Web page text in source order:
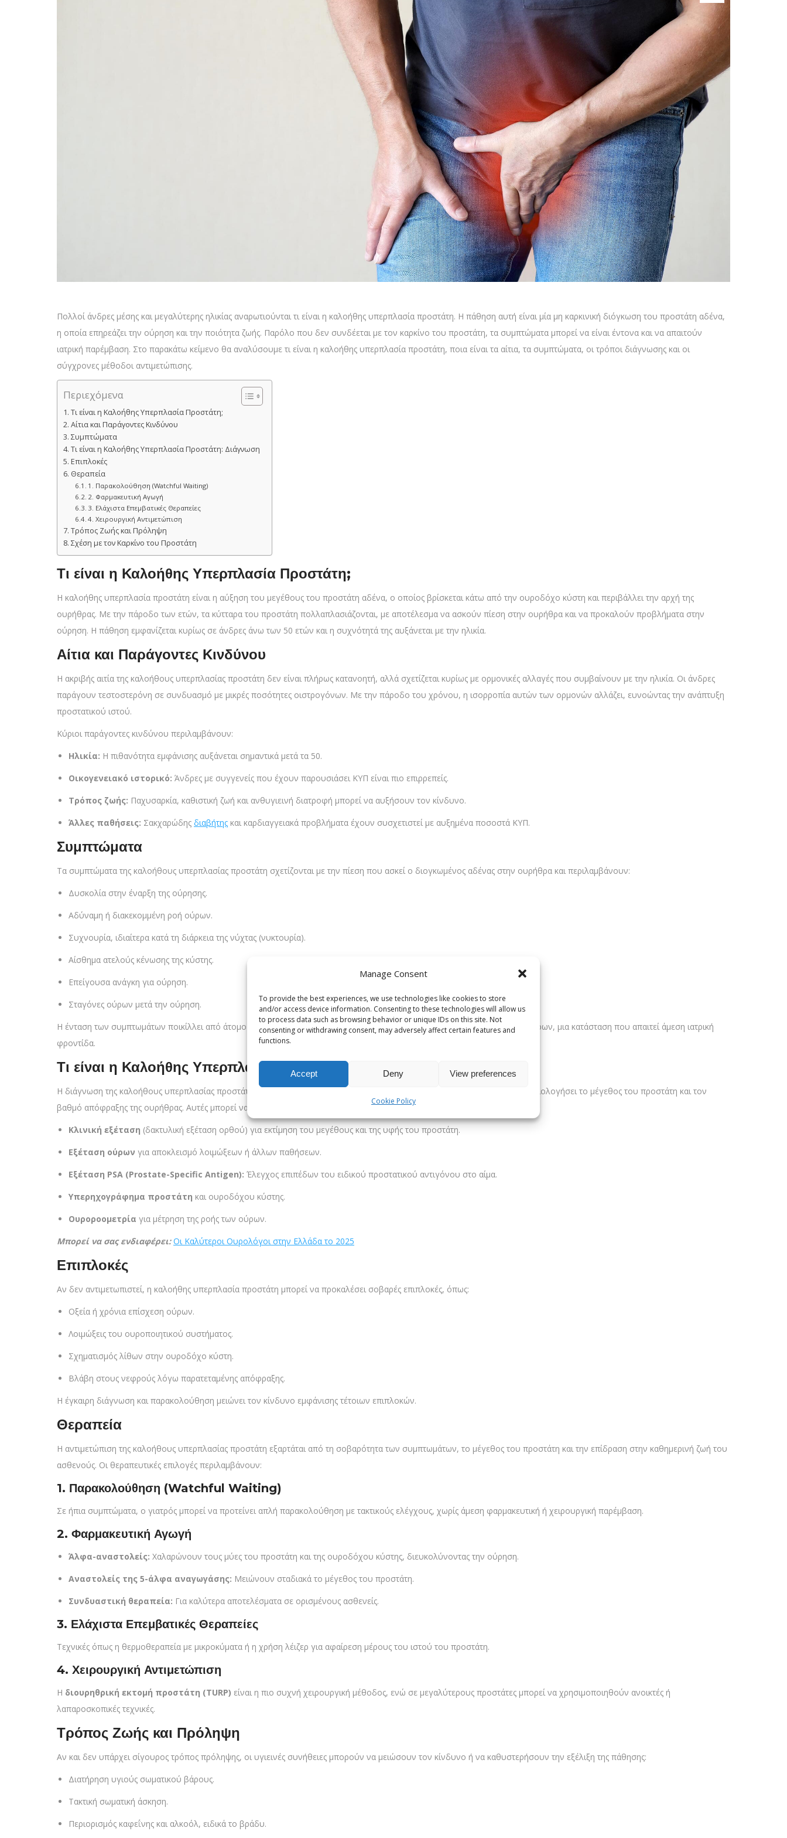
Manage Consent
To provide the best experiences, we use technologies like cookies to store
and/or access device information. Consenting to these technologies will allow us
to process data such as browsing behavior or unique IDs on this site. Not
consenting or withdrawing consent, may adversely affect certain features and
functions.
Accept Deny View preferences
Cookie Policy
Πολλοί άνδρες μέσης και μεγαλύτερης ηλικίας αναρωτιούνται τι είναι η καλοήθης υπερπλασία προστάτη. Η πάθηση αυτή είναι μία μη καρκινική διόγκωση του προστάτη αδένα,
η οποία επηρεάζει την ούρηση και την ποιότητα ζωής. Παρόλο που δεν συνδέεται με τον καρκίνο του προστάτη, τα συμπτώματα μπορεί να είναι έντονα και να απαιτούν
ιατρική παρέμβαση. Στο παρακάτω κείμενο θα αναλύσουμε τι είναι η καλοήθης υπερπλασία προστάτη, ποια είναι τα αίτια, τα συμπτώματα, οι τρόποι διάγνωσης και οι
σύγχρονες μέθοδοι αντιμετώπισης.
Περιεχόμενα
Τι είναι η Καλοήθης Υπερπλασία Προστάτη;
Αίτια και Παράγοντες Κινδύνου
Συμπτώματα
Τι είναι η Καλοήθης Υπερπλασία Προστάτη: Διάγνωση
Επιπλοκές
Θεραπεία
1. Παρακολούθηση (Watchful Waiting)
2. Φαρμακευτική Αγωγή
3. Ελάχιστα Επεμβατικές Θεραπείες
4. Χειρουργική Αντιμετώπιση
Τρόπος Ζωής και Πρόληψη
Σχέση με τον Καρκίνο του Προστάτη
Τι είναι η Καλοήθης Υπερπλασία Προστάτη;
Η καλοήθης υπερπλασία προστάτη είναι η αύξηση του μεγέθους του προστάτη αδένα, ο οποίος βρίσκεται κάτω από την ουροδόχο κύστη και περιβάλλει την αρχή της
ουρήθρας. Με την πάροδο των ετών, τα κύτταρα του προστάτη πολλαπλασιάζονται, με αποτέλεσμα να ασκούν πίεση στην ουρήθρα και να προκαλούν προβλήματα στην
ούρηση. Η πάθηση εμφανίζεται κυρίως σε άνδρες άνω των 50 ετών και η συχνότητά της αυξάνεται με την ηλικία.
Αίτια και Παράγοντες Κινδύνου
Η ακριβής αιτία της καλοήθους υπερπλασίας προστάτη δεν είναι πλήρως κατανοητή, αλλά σχετίζεται κυρίως με ορμονικές αλλαγές που συμβαίνουν με την ηλικία. Οι άνδρες
παράγουν τεστοστερόνη σε συνδυασμό με μικρές ποσότητες οιστρογόνων. Με την πάροδο του χρόνου, η ισορροπία αυτών των ορμονών αλλάζει, ευνοώντας την ανάπτυξη
προστατικού ιστού.
Κύριοι παράγοντες κινδύνου περιλαμβάνουν:
Ηλικία: Η πιθανότητα εμφάνισης αυξάνεται σημαντικά μετά τα 50.
Οικογενειακό ιστορικό: Άνδρες με συγγενείς που έχουν παρουσιάσει ΚΥΠ είναι πιο επιρρεπείς.
Τρόπος ζωής: Παχυσαρκία, καθιστική ζωή και ανθυγιεινή διατροφή μπορεί να αυξήσουν τον κίνδυνο.
Άλλες παθήσεις: Σακχαρώδης διαβήτης και καρδιαγγειακά προβλήματα έχουν συσχετιστεί με αυξημένα ποσοστά ΚΥΠ.
Συμπτώματα
Τα συμπτώματα της καλοήθους υπερπλασίας προστάτη σχετίζονται με την πίεση που ασκεί ο διογκωμένος αδένας στην ουρήθρα και περιλαμβάνουν:
Δυσκολία στην έναρξη της ούρησης.
Αδύναμη ή διακεκομμένη ροή ούρων.
Συχνουρία, ιδιαίτερα κατά τη διάρκεια της νύχτας (νυκτουρία).
Αίσθημα ατελούς κένωσης της κύστης.
Επείγουσα ανάγκη για ούρηση.
Σταγόνες ούρων μετά την ούρηση.
Η ένταση των συμπτωμάτων ποικίλλει από άτομο σε άτομο. Σε ορισμένες περιπτώσεις, μπορεί να υπάρξει οξεία επίσχεση ούρων, μια κατάσταση που απαιτεί άμεση ιατρική
φροντίδα.
Τι είναι η Καλοήθης Υπερπλασία Προστάτη: Διάγνωση
Η διάγνωση της καλοήθους υπερπλασίας προστάτη περιλαμβάνει μια σειρά από εξετάσεις που βοηθούν τον ουρολόγο να αξιολογήσει το μέγεθος του προστάτη και τον
βαθμό απόφραξης της ουρήθρας. Αυτές μπορεί να περιλαμβάνουν:
Κλινική εξέταση (δακτυλική εξέταση ορθού) για εκτίμηση του μεγέθους και της υφής του προστάτη.
Εξέταση ούρων για αποκλεισμό λοιμώξεων ή άλλων παθήσεων.
Εξέταση PSA (Prostate-Specific Antigen): Έλεγχος επιπέδων του ειδικού προστατικού αντιγόνου στο αίμα.
Υπερηχογράφημα προστάτη και ουροδόχου κύστης.
Ουροροομετρία για μέτρηση της ροής των ούρων.
Μπορεί να σας ενδιαφέρει: Οι Καλύτεροι Ουρολόγοι στην Ελλάδα το 2025
Επιπλοκές
Αν δεν αντιμετωπιστεί, η καλοήθης υπερπλασία προστάτη μπορεί να προκαλέσει σοβαρές επιπλοκές, όπως:
Οξεία ή χρόνια επίσχεση ούρων.
Λοιμώξεις του ουροποιητικού συστήματος.
Σχηματισμός λίθων στην ουροδόχο κύστη.
Βλάβη στους νεφρούς λόγω παρατεταμένης απόφραξης.
Η έγκαιρη διάγνωση και παρακολούθηση μειώνει τον κίνδυνο εμφάνισης τέτοιων επιπλοκών.
Θεραπεία
Η αντιμετώπιση της καλοήθους υπερπλασίας προστάτη εξαρτάται από τη σοβαρότητα των συμπτωμάτων, το μέγεθος του προστάτη και την επίδραση στην καθημερινή ζωή του
ασθενούς. Οι θεραπευτικές επιλογές περιλαμβάνουν:
1. Παρακολούθηση (Watchful Waiting)
Σε ήπια συμπτώματα, ο γιατρός μπορεί να προτείνει απλή παρακολούθηση με τακτικούς ελέγχους, χωρίς άμεση φαρμακευτική ή χειρουργική παρέμβαση.
2. Φαρμακευτική Αγωγή
Άλφα-αναστολείς: Χαλαρώνουν τους μύες του προστάτη και της ουροδόχου κύστης, διευκολύνοντας την ούρηση.
Αναστολείς της 5-άλφα αναγωγάσης: Μειώνουν σταδιακά το μέγεθος του προστάτη.
Συνδυαστική θεραπεία: Για καλύτερα αποτελέσματα σε ορισμένους ασθενείς.
3. Ελάχιστα Επεμβατικές Θεραπείες
Τεχνικές όπως η θερμοθεραπεία με μικροκύματα ή η χρήση λέιζερ για αφαίρεση μέρους του ιστού του προστάτη.
4. Χειρουργική Αντιμετώπιση
Η διουρηθρική εκτομή προστάτη (TURP) είναι η πιο συχνή χειρουργική μέθοδος, ενώ σε μεγαλύτερους προστάτες μπορεί να χρησιμοποιηθούν ανοικτές ή
λαπαροσκοπικές τεχνικές.
Τρόπος Ζωής και Πρόληψη
Αν και δεν υπάρχει σίγουρος τρόπος πρόληψης, οι υγιεινές συνήθειες μπορούν να μειώσουν τον κίνδυνο ή να καθυστερήσουν την εξέλιξη της πάθησης:
Διατήρηση υγιούς σωματικού βάρους.
Τακτική σωματική άσκηση.
Περιορισμός καφεΐνης και αλκοόλ, ειδικά το βράδυ.